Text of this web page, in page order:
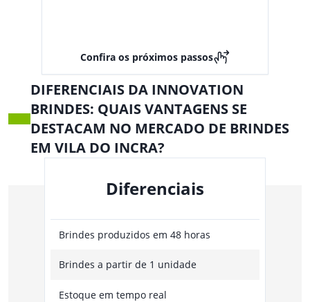
Confira os próximos passos
DIFERENCIAIS DA INNOVATION
BRINDES: QUAIS VANTAGENS SE
DESTACAM NO MERCADO DE BRINDES
EM VILA DO INCRA?
Diferenciais
Brindes produzidos em 48 horas
Brindes a partir de 1 unidade
Estoque em tempo real